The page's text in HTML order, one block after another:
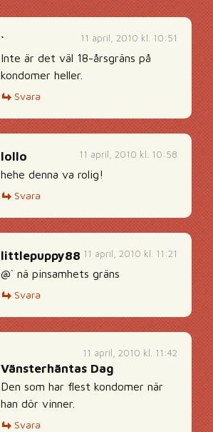
11 april, 2010 kl. 10:51
`
Inte är det väl 18-årsgräns på
kondomer heller.
Svara
11 april, 2010 kl. 10:58
lollo
hehe denna va rolig!
Svara
11 april, 2010 kl. 11:21
littlepuppy88
@` nä pinsamhets gräns
Svara
11 april, 2010 kl. 11:42
Vänsterhäntas Dag
Den som har flest kondomer när
han dör vinner.
Svara